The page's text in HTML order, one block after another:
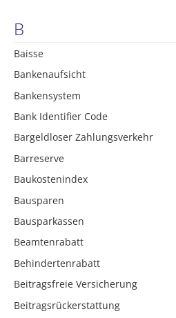
B
Baisse
Bankenaufsicht
Bankensystem
Bank Identifier Code
Bargeldloser Zahlungsverkehr
Barreserve
Baukostenindex
Bausparen
Bausparkassen
Beamtenrabatt
Behindertenrabatt
Beitragsfreie Versicherung
Beitragsrückerstattung